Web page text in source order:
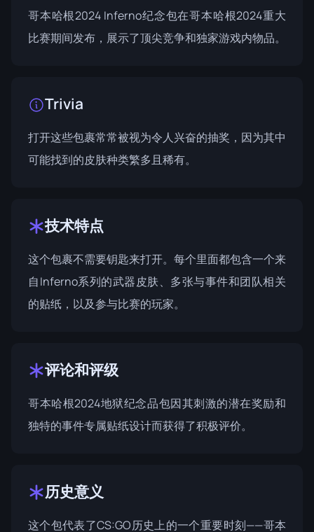
哥本哈根2024 Inferno纪念包在哥本哈根2024重大
比赛期间发布，展示了顶尖竞争和独家游戏内物品。
Trivia
打开这些包裹常常被视为令人兴奋的抽奖，因为其中
可能找到的皮肤种类繁多且稀有。
技术特点
这个包裹不需要钥匙来打开。每个里面都包含一个来
自Inferno系列的武器皮肤、多张与事件和团队相关
的贴纸，以及参与比赛的玩家。
评论和评级
哥本哈根2024地狱纪念品包因其刺激的潜在奖励和
独特的事件专属贴纸设计而获得了积极评价。
历史意义
这个包代表了CS:GO历史上的一个重要时刻——哥本